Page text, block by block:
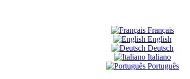
Français
English
Deutsch
Italiano
Português